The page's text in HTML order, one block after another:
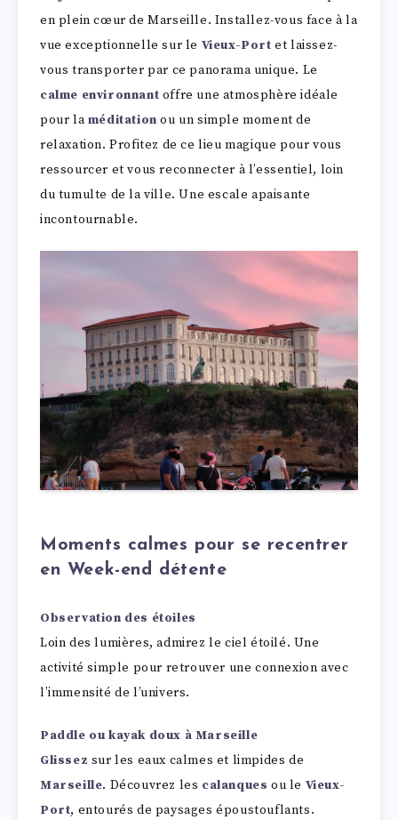
en plein cœur de Marseille. Installez-vous face à la
vue exceptionnelle sur le Vieux-Port et laissez-
vous transporter par ce panorama unique. Le
calme environnant offre une atmosphère idéale
pour laméditation ou un simple moment de
relaxation. Profitez de ce lieu magique pour vous
ressourcer et vous reconnecter à l’essentiel, loin
du tumulte de la ville. Une escale apaisante
incontournable.
Moments calmes pour se recentrer
en Week-end détente
Observation des étoiles
Loin des lumières, admirez le ciel étoilé. Une
activité simple pour retrouver une connexion avec
l’immensité de l’univers.
Paddle ou kayak doux à Marseille
Glissez sur les eaux calmes et limpides de
Marseille. Découvrez les calanques ou le Vieux-
Port, entourés de paysages époustouflants.